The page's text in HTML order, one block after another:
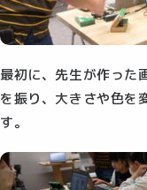
最初に、先生が作った
を振り、大きさや色を
す。